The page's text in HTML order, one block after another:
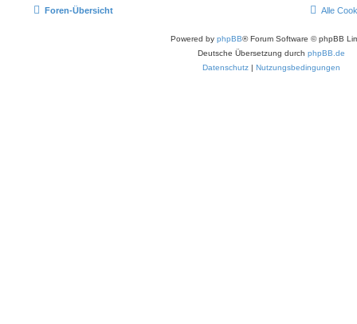
Foren-Übersicht Alle
Powered by phpBB® Forum Software © phpBB
Deutsche Übersetzung durch phpBB.de
Datenschutz | Nutzungsbedingungen